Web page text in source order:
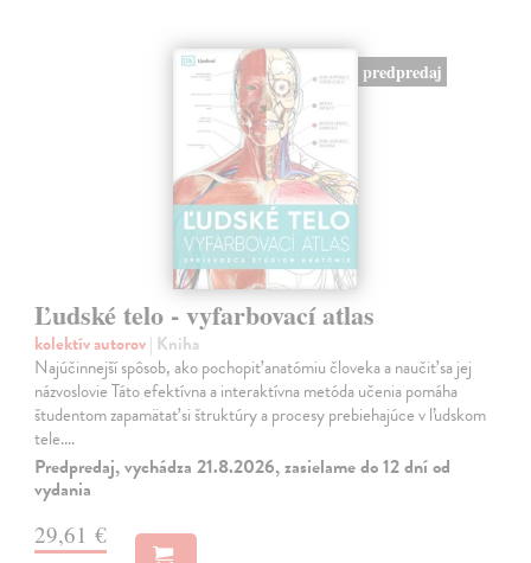
predpredaj
Ľudské telo - vyfarbovací atlas
kolektív autorov| Kniha
Najúčinnejší spôsob, ako pochopiť anatómiu človeka a naučiť sa jej
názvoslovie Táto efektívna a interaktívna metóda učenia pomáha
študentom zapamätať si štruktúry a procesy prebiehajúce v ľudskom
tele.…
Predpredaj, vychádza 21.8.2026, zasielame do 12 dní od
vydania
29,61 €